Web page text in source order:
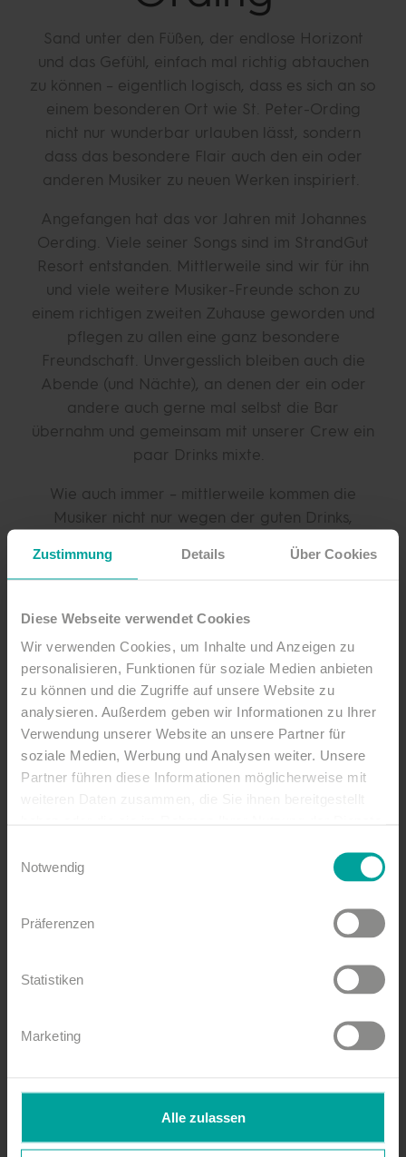
Zustimmung Details Über Cookies
Diese Webseite verwendet Cookies
Wir verwenden Cookies, um Inhalte und Anzeigen zu
personalisieren, Funktionen für soziale Medien anbieten
zu können und die Zugriffe auf unsere Website zu
analysieren. Außerdem geben wir Informationen zu Ihrer
Verwendung unserer Website an unsere Partner für
soziale Medien, Werbung und Analysen weiter. Unsere
Partner führen diese Informationen möglicherweise mit
Notwendig
Präferenzen
Statistiken
Marketing
Alle zulassen
Sand unter den Füßen, der endlose Horizont
und das Gefühl, einfach mal richtig abtauchen
zu können – eigentlich logisch, dass es sich an so
einem besonderen Ort wie St. Peter-Ording
nicht nur wunderbar urlauben lässt, sondern
dass das besondere Flair auch den ein oder
anderen Musiker zu neuen Werken inspiriert.
Angefangen hat das vor Jahren mit Johannes
Oerding. Viele seiner Songs sind im StrandGut
Resort entstanden. Mittlerweile sind wir für ihn
und viele weitere Musiker-Freunde schon zu
einem richtigen zweiten Zuhause geworden und
pflegen zu allen eine ganz besondere
Freundschaft. Unvergesslich bleiben auch die
Abende (und Nächte), an denen der ein oder
andere auch gerne mal selbst die Bar
übernahm und gemeinsam mit unserer Crew ein
paar Drinks mixte.
Wie auch immer – mittlerweile kommen die
Musiker nicht nur wegen der guten Drinks,
StrandGut Sessions auf der schönsten
Live-Konzert zu geben. 2026 sind folgende
Weiss, Max Giesinger, Beyond The Black und
Wolfgang Niedecken (BAP) mit Band
unser beliebterFamily Day für Groß und Klein
mit freiem Eintritt findet wieder statt –
Wilhelmine undLina Bóstehen hier bereits als
erste Acts fest.
Die Band Beyond the Black um Sängerin
weltweit. Nach ihrem selbstbetitelten Album
Beyond The Black (Platz 2 der deutschen
international, unter anderem in Australien,
Festivals wie Wacken Open Air, Hellfest und
Graspop. 2025 steht ganz im Zeichen ihres
sechsten Studioalbums Break The Silence, das